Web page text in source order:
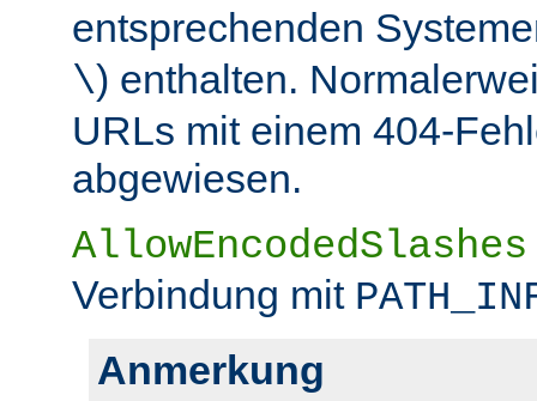
entsprechenden
\) enthalten.
URLs mit einem 404-
abgewiesen.
AllowEncodedSlashes
Verbindung mit
Anmerkung